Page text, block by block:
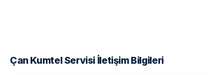
Çan Kumtel Servisi İletişim Bilgileri